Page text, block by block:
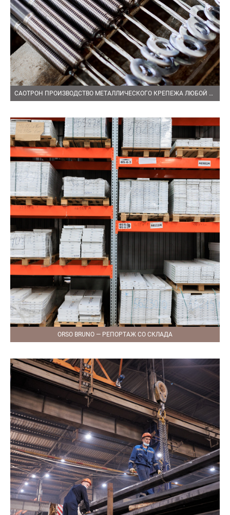
САОТРОН ПРОИЗВОДСТВО МЕТАЛЛИЧЕСКОГО КРЕПЕЖА ЛЮБОЙ СЛОЖНОСТИ
ORSO BRUNO — РЕПОРТАЖ СО СКЛАДА